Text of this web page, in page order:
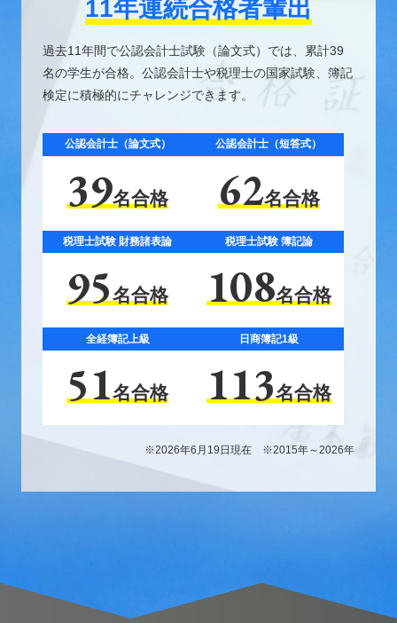
11年連続合格者輩出
過去11年間で公認会計士試験（論文式）では、累計39
名の学生が合格。公認会計士や税理士の国家試験、簿記
検定に積極的にチャレンジできます。
公認会計士（論文式）
39名合格
公認会計士（短答式）
62名合格
税理士試験 財務諸表論
95名合格
税理士試験 簿記論
108名合格
全経簿記上級
51名合格
日商簿記1級
113名合格
※2026年6月19日現在 ※2015年～2026年